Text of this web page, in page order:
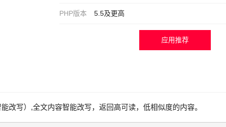
PHP版本 5.5及更高
应用推荐
改写）,全文内容智能改写，返回高可读，低相似度的内容。